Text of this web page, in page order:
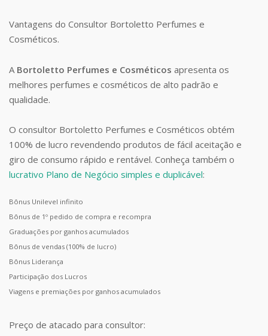
Vantagens do Consultor Bortoletto Perfumes e
Cosméticos.
A Bortoletto Perfumes e Cosméticos apresenta os
melhores perfumes e cosméticos de alto padrão e
qualidade.
O consultor Bortoletto Perfumes e Cosméticos obtém
100% de lucro revendendo produtos de fácil aceitação e
giro de consumo rápido e rentável. Conheça também o
lucrativo Plano de Negócio simples e duplicável:
Bônus Unilevel infinito
Bônus de 1º pedido de compra e recompra
Graduações por ganhos acumulados
Bônus de vendas (100% de lucro)
Bônus Liderança
Participação dos Lucros
Viagens e premiações por ganhos acumulados
Preço de atacado para consultor: